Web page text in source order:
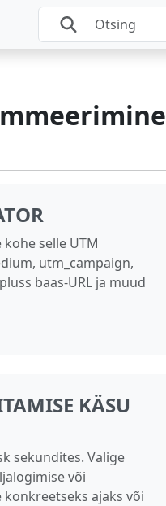
selle UTM
utm_campaign,
baas-URL ja muud
KÄSU
sekundites. Valige
või
ajaks või